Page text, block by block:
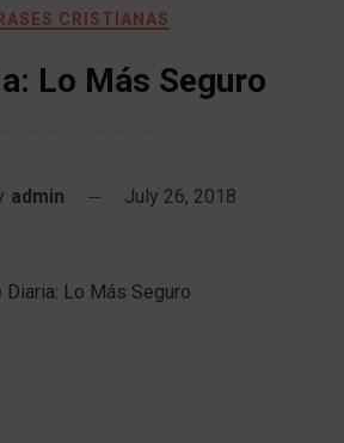
CRISTIANAS
Lo Más Seguro
admin July 26, 2018